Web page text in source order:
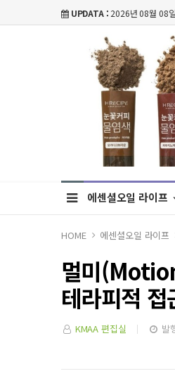
UPDATA : 2026년 08월 08일
에센셜오일 라이프
HOME 에센셜오일 라이프
멀미
테라피적 접
KMAA 편집실 발